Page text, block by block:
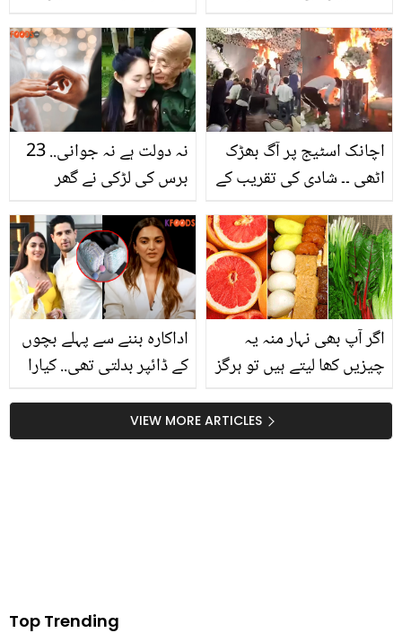
والے فائدے اور صحیح
استعمال کے طریقے
والد سے ملاقات میں کیا
کہا؟
نہ دولت ہے نہ جوانی.. 23
برس کی لڑکی نے گھر
باوجود 80 سال کے بوڑھے
سے شادی کیوں کی؟
اچانک اسٹیج پر آگ بھڑک
اٹھی ۔۔ شادی کی تقریب کے
خراب کر دیا
اداکارہ بننے سے پہلے بچوں
کے ڈائپر بدلتی تھی.. کیارا
کرتی تھیں؟ ماضی سے
متعلق چند انکشافات
اگر آپ بھی نہار منہ یہ
چیزیں کھا لیتے ہیں تو ہرگز
چیزیں جو ڈاکٹرز نہار منہ
کھانے سے منع کرتے ہیں
VIEW MORE ARTICLES
Top Trending